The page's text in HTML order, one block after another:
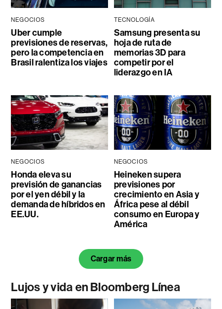
NEGOCIOS
Uber cumple
previsiones de reservas,
pero la competencia en
Brasil ralentiza los viajes
TECNOLOGÍA
Samsung presenta su
hoja de ruta de
memorias 3D para
competir por el
liderazgo en IA
NEGOCIOS
Honda eleva su
previsión de ganancias
por el yen débil y la
demanda de híbridos en
EE.UU.
NEGOCIOS
Heineken supera
previsiones por
crecimiento en Asia y
África pese al débil
consumo en Europa y
América
Cargar más
Lujos y vida en Bloomberg Línea